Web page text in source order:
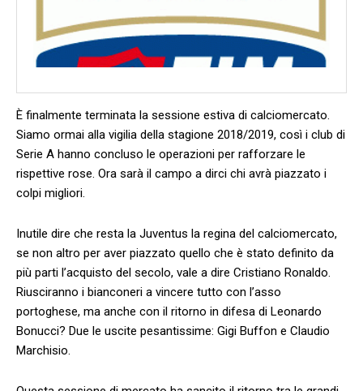
È finalmente terminata la sessione estiva di calciomercato.
Siamo ormai alla vigilia della stagione 2018/2019, così i club di
Serie A hanno concluso le operazioni per rafforzare le
rispettive rose. Ora sarà il campo a dirci chi avrà piazzato i
colpi migliori.
Inutile dire che resta la Juventus la regina del calciomercato,
se non altro per aver piazzato quello che è stato definito da
più parti l’acquisto del secolo, vale a dire Cristiano Ronaldo.
Riusciranno i bianconeri a vincere tutto con l’asso
portoghese, ma anche con il ritorno in difesa di Leonardo
Bonucci? Due le uscite pesantissime: Gigi Buffon e Claudio
Marchisio.